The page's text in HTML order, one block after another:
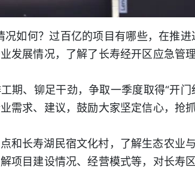
如何？过百亿的项目有哪些，在推
发展情况，了解了长寿经开区应急管
期、铆足干劲，争取一季度取得“开
需求、建议，鼓励大家坚定信心，抢
和长寿湖民宿文化村，了解生态农业
项目建设情况、经营模式等，对长寿